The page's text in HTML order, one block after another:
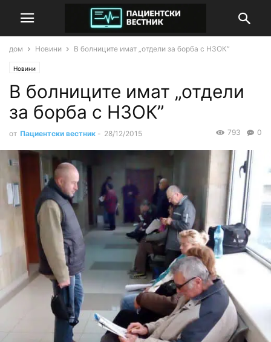
дом Новини В болниците имат „отдели за борба с НЗОК”
Новини
В болниците имат „отдели
за борба с НЗОК”
от Пациентски вестник - 28/12/2015 0
793